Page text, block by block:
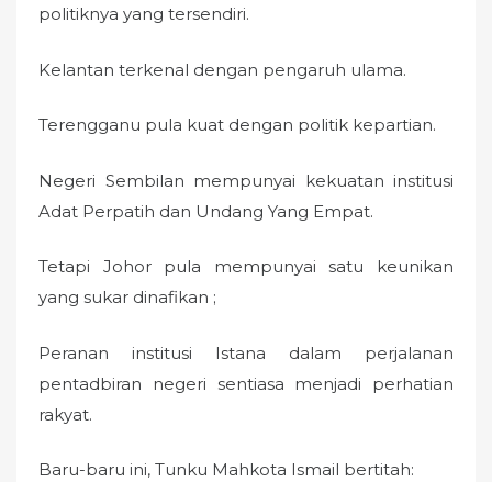
politiknya yang tersendiri.
Kelantan terkenal dengan pengaruh ulama.
Terengganu pula kuat dengan politik kepartian.
Negeri Sembilan mempunyai kekuatan institusi
Adat Perpatih dan Undang Yang Empat.
Tetapi Johor pula mempunyai satu keunikan
yang sukar dinafikan ;
Peranan institusi Istana dalam perjalanan
pentadbiran negeri sentiasa menjadi perhatian
rakyat.
Baru-baru ini, Tunku Mahkota Ismail bertitah: